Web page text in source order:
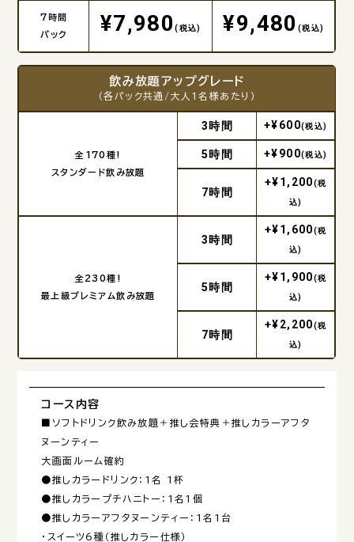
7時間
パック
¥7,980(税込) ¥9,480 (税込)
飲み放題アップグレード
（各パック共通/大人1名様あたり）
全170種!
スタンダード飲み放題
3時間 +¥600(税込)
5時間 +¥900(税込)
7時間
+¥1,200(税
込)
全230種!
最上級プレミアム飲み放題
3時間
+¥1,600(税
込)
5時間
+¥1,900(税
込)
7時間
+¥2,200(税
込)
コース内容
■ソフトドリンク飲み放題＋推し会特典＋推しカラーアフタ
ヌーンティー
大画面ルーム確約
●推しカラードリンク：1名 1杯
●推しカラープチハニトー：1名1個
●推しカラーアフタヌーンティー：1名1台
・スイーツ6種（推しカラー仕様）